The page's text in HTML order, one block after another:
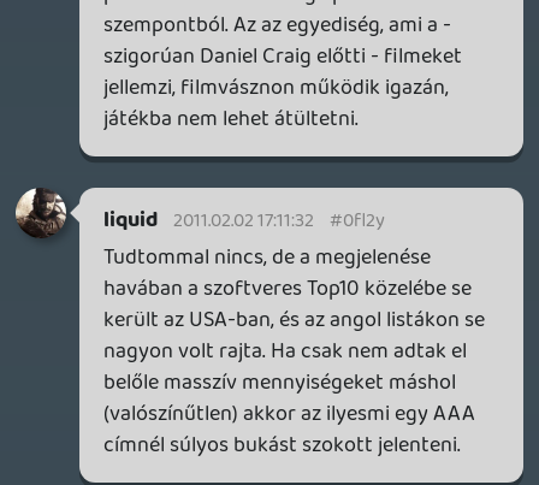
Bullshit. Ha szar lesz a Sine Mora, akkor ezt
le kell írni hazánkban is, pont.
dreampage 2011.02.01 20:08:56
liquid
A Blood Stone megbukott. A kolléga a
filmekről beszélt.
backstab
2011.02.02 08:41:22
KrAtos007 2011.02.02 10:46:43 #0fl2t
Jaj a régi szép MGS. Rögtön bevillant az
élmény. 😃
rehynn4 2011.02.02 10:32:25 #0fl2s
Miért, mennyi ment el belőle?